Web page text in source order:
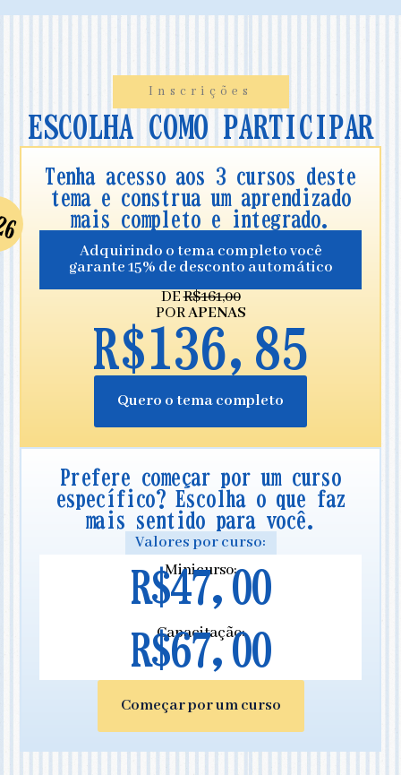
Inscrições
ESCOLHA COMO PARTICIPAR
Tenha acesso aos 3 cursos deste
tema e construa um aprendizado
mais completo e integrado.
Adquirindo o tema completo você
garante 15% de desconto automático
DER$161,00
PORAPENAS
R$136,85
Quero o tema completo
Prefere começar por um curso
específico? Escolha o que faz
mais sentido para você.
Valores por curso:
Minicurso:
R$47,00
Capacitação:
R$67,00
Começar por um curso